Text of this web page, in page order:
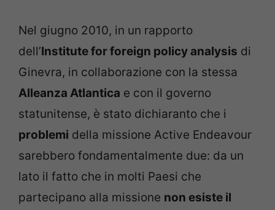
Nel giugno 2010, in un rapporto
dell’Institute for foreign policy analysis di
Ginevra, in collaborazione con la stessa
Alleanza Atlantica e con il governo
statunitense, è stato dichiaranto che i
problemi della missione Active Endeavour
sarebbero fondamentalmente due: da un
lato il fatto che in molti Paesi che
partecipano alla missione non esiste il